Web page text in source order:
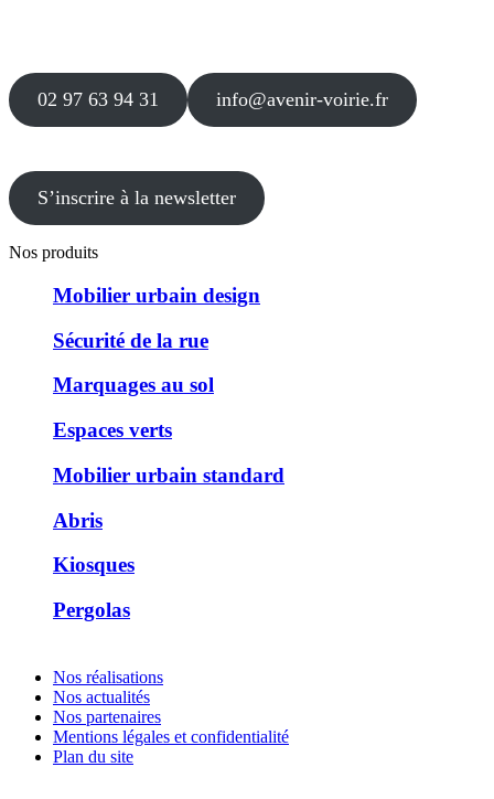
02 97 63 94 31 info@avenir-voirie.fr
S’inscrire à la newsletter
Nos produits
Mobilier urbain design
Sécurité de la rue
Marquages au sol
Espaces verts
Mobilier urbain standard
Abris
Kiosques
Pergolas
Nos réalisations
Nos actualités
Nos partenaires
Mentions légales et confidentialité
Plan du site